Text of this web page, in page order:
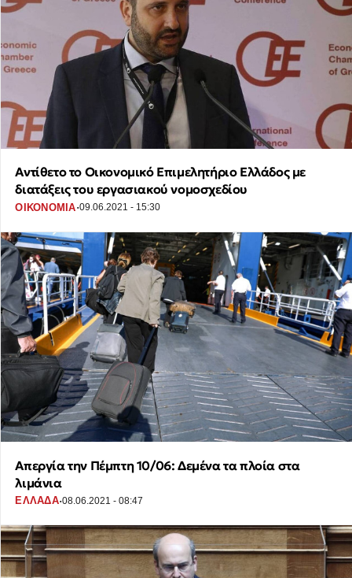
Αντίθετο το Οικονομικό Επιμελητήριο Ελλάδος με
διατάξεις του εργασιακού νομοσχεδίου
ΟΙΚΟΝΟΜΙΑ·09.06.2021 - 15:30
Απεργία την Πέμπτη 10/06: Δεμένα τα πλοία στα
λιμάνια
ΕΛΛΑΔΑ·08.06.2021 - 08:47